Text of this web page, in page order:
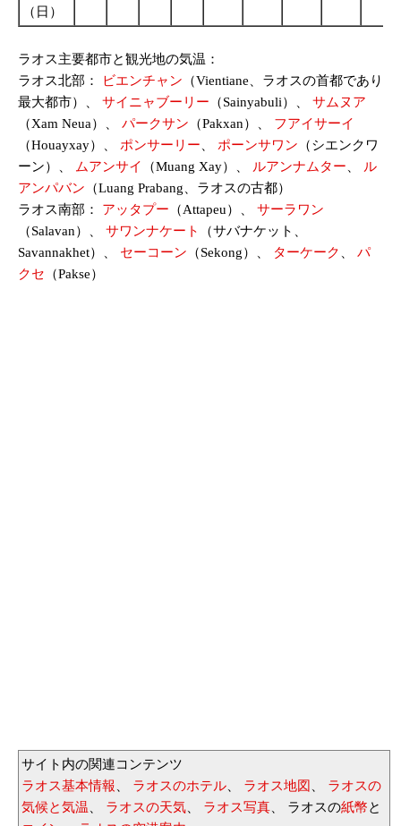
（日）
ラオス主要都市と観光地の気温：
ラオス北部：
ビエンチャン （Vientiane、ラオスの首都であり
最大都市）、 サイニャブーリー （Sainyabuli）、 サムヌア
（Xam Neua）、 パークサン （Pakxan）、 フアイサーイ
（Houayxay）、 ポンサーリー ポーンサワン （シエンクワ
ーン）、
ムアンサイ （Muang Xay）、 ルアンナムター
ル
アンパバン （Luang Prabang、ラオスの古都）
ラオス南部： アッタプー （Attapeu）、 サーラワン
（Salavan）、 サワンナケート
（サバナケット、
Savannakhet）、 セーコーン （Sekong）、 ターケーク
パ
クセ （Pakse）
サイト内の関連コンテンツ
ラオス基本情報
ラオスのホテル ラオス地図
ラオスの
気候と気温
ラオスの天気 ラオス写真 、 ラオスの紙幣と